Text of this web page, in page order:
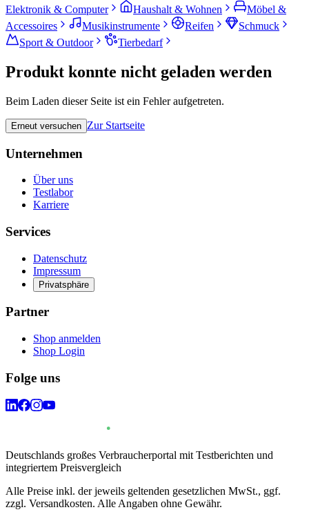
Elektronik & Computer
Haushalt & Wohnen
Möbel &
Accessoires
Musikinstrumente Reifen
Schmuck
Sport & Outdoor
Tierbedarf
Produkt konnte nicht geladen werden
Beim Laden dieser Seite ist ein Fehler aufgetreten.
Erneut versuchen Zur Startseite
Unternehmen
Über uns
Testlabor
Karriere
Services
Datenschutz
Impressum
Privatsphäre
Partner
Shop anmelden
Shop Login
Folge uns
Deutschlands großes Verbraucherportal mit Testberichten und
integriertem Preisvergleich
Alle Preise inkl. der jeweils geltenden gesetzlichen MwSt., ggf.
zzgl. Versandkosten. Alle Angaben ohne Gewähr.